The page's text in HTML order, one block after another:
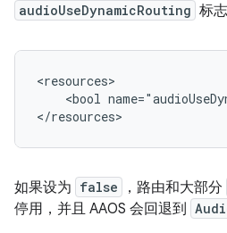
audioUseDynamicRouting 标
<resources>
<bool
如果设为 false ，路由和大部分
停用，并且 AAOS 会回退到